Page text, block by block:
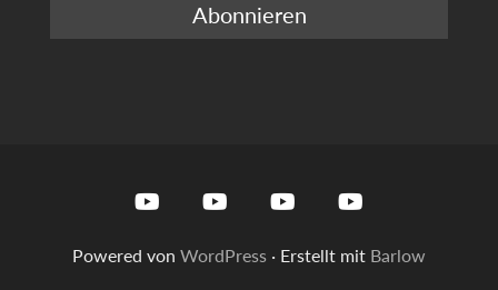
YoutubeYoutubeYoutubeYoutube
Powered von WordPress · Erstellt mit Barlow